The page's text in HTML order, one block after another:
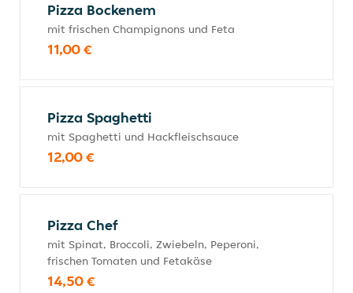
Pizza Bockenem
mit frischen Champignons und Feta
11,00 €
Pizza Spaghetti
mit Spaghetti und Hackfleischsauce
12,00 €
Pizza Chef
mit Spinat, Broccoli, Zwiebeln, Peperoni,
frischen Tomaten und Fetakäse
14,50 €